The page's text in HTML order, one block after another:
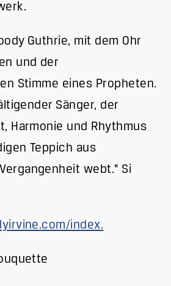
Guthrie, mit dem Ohr
und der
Stimme eines Propheten.
Sänger, der
Harmonie und Rhythmus
Teppich aus
webt.“ Si
index.